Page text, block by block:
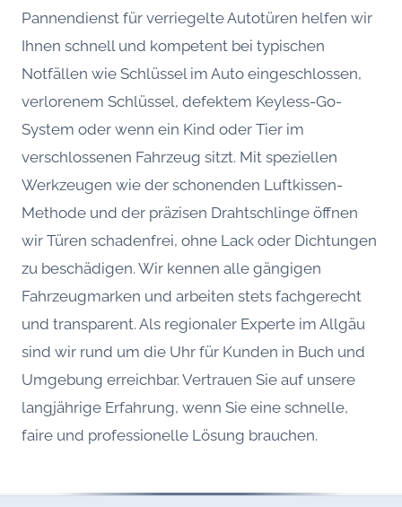
Pannendienst für verriegelte Autotüren helfen wir
Ihnen schnell und kompetent bei typischen
Notfällen wie Schlüssel im Auto eingeschlossen,
verlorenem Schlüssel, defektem Keyless-Go-
System oder wenn ein Kind oder Tier im
verschlossenen Fahrzeug sitzt. Mit speziellen
Werkzeugen wie der schonenden Luftkissen-
Methode und der präzisen Drahtschlinge öffnen
wir Türen schadenfrei, ohne Lack oder Dichtungen
zu beschädigen. Wir kennen alle gängigen
Fahrzeugmarken und arbeiten stets fachgerecht
und transparent. Als regionaler Experte im Allgäu
sind wir rund um die Uhr für Kunden in Buch und
Umgebung erreichbar. Vertrauen Sie auf unsere
langjährige Erfahrung, wenn Sie eine schnelle,
faire und professionelle Lösung brauchen.